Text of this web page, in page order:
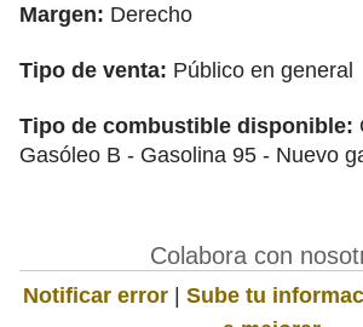
Margen: Derecho
Tipo de venta: Público en general
Tipo de combustible disponible:
Gasóleo B - Gasolina 95 - Nuevo
Colabora con
Notificar error | Sube tu